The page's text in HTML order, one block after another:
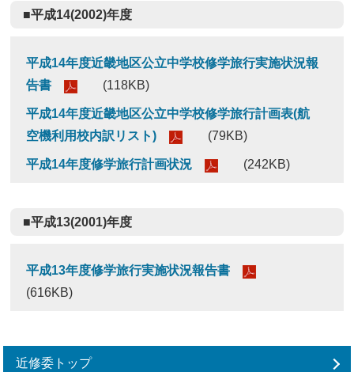
■平成14(2002)年度
平成14年度近畿地区公立中学校修学旅行実施状況報
告書
(118KB)
平成14年度近畿地区公立中学校修学旅行計画表(航
空機利用校内訳リスト)
(79KB)
平成14年度修学旅行計画状況 (242KB)
■平成13(2001)年度
平成13年度修学旅行実施状況報告書
(616KB)
近修委トップ